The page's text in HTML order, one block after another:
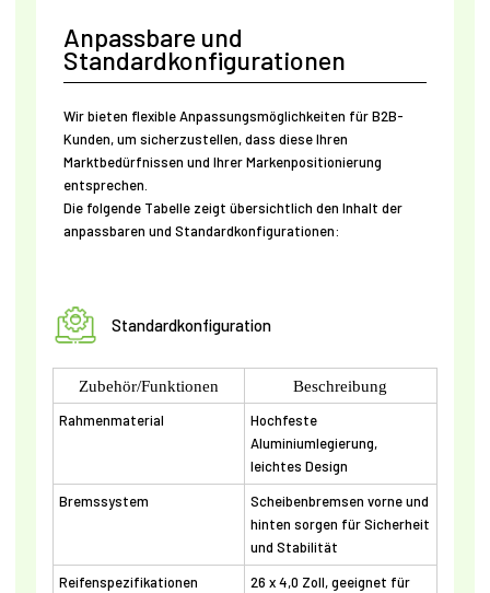
Anpassbare und
Standardkonfigurationen
Wir bieten flexible Anpassungsmöglichkeiten für B2B-
Kunden, um sicherzustellen, dass diese Ihren
Marktbedürfnissen und Ihrer Markenpositionierung
entsprechen.
Die folgende Tabelle zeigt übersichtlich den Inhalt der
anpassbaren und Standardkonfigurationen:
Standardkonfiguration
Zubehör/Funktionen Beschreibung
Rahmenmaterial
Hochfeste
Aluminiumlegierung,
leichtes Design
Bremssystem
Scheibenbremsen vorne und
hinten sorgen für Sicherheit
und Stabilität
Reifenspezifikationen
26 x 4,0 Zoll, geeignet für